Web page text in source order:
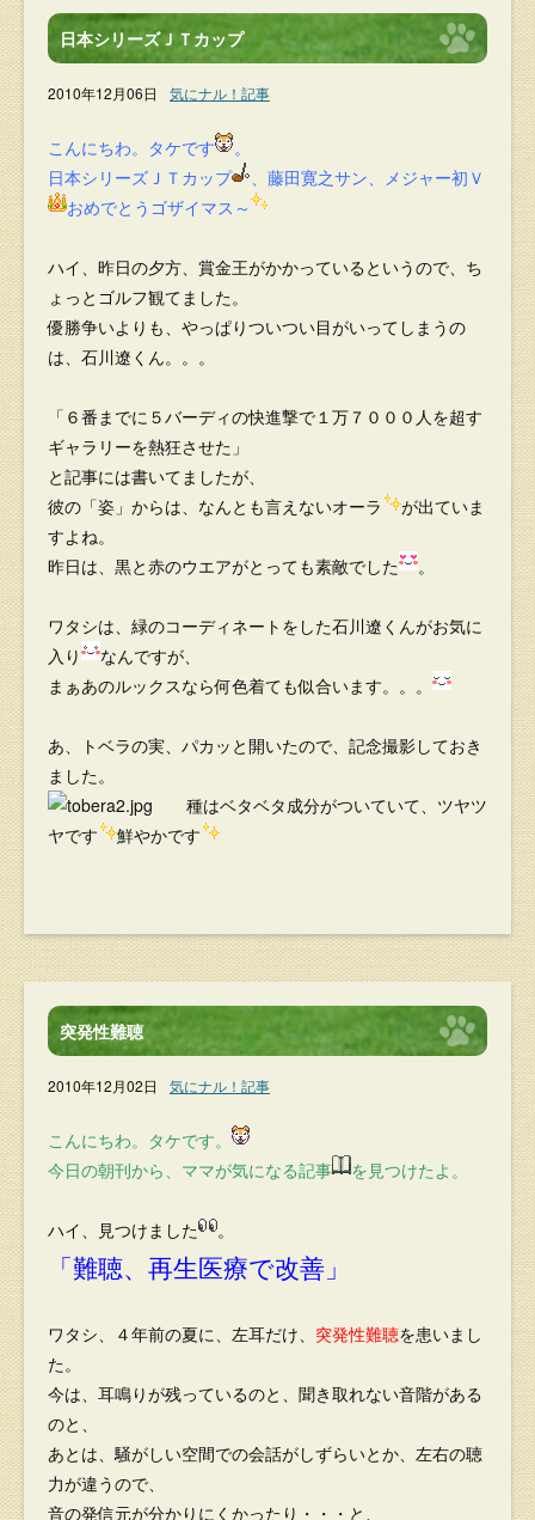
日本シリーズＪＴカップ
2010年12月06日 気にナル！記事
こんにちわ。タケです
。
日本シリーズＪＴカップ
、藤田寛之サン、メジャー初Ｖ
おめでとうゴザイマス～
ハイ、昨日の夕方、賞金王がかかっているというので、ち
ょっとゴルフ観てました。
優勝争いよりも、やっぱりついつい目がいってしまうの
は、石川遼くん。。。
「６番までに５バーディの快進撃で１万７０００人を超す
ギャラリーを熱狂させた」
と記事には書いてましたが、
彼の「姿」からは、なんとも言えないオーラ
が出ていま
すよね。
昨日は、黒と赤のウエアがとっても素敵でした
。
ワタシは、緑のコーディネートをした石川遼くんがお気に
入り
なんですが、
まぁあのルックスなら何色着ても似合います。。。
あ、トベラの実、パカッと開いたので、記念撮影しておき
ました。
種はベタベタ成分がついていて、ツヤツ
ヤです
鮮やかです
突発性難聴
2010年12月02日 気にナル！記事
こんにちわ。タケです。
今日の朝刊から、ママが気になる記事
を見つけたよ。
ハイ、見つけました 。
「難聴、再生医療で改善」
ワタシ、４年前の夏に、左耳だけ、 突発性難聴を患いまし
た。
今は、耳鳴りが残っているのと、聞き取れない音階がある
のと、
あとは、騒がしい空間での会話がしずらいとか、左右の聴
力が違うので、
音の発信元が分かりにくかったり・・・と、